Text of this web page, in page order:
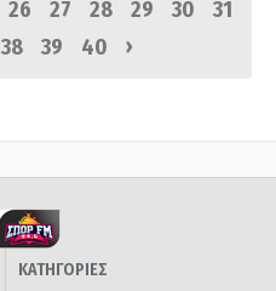
26 27 28 29 30
31
38 39 40 ›
ΚΑΤΗΓΟΡΙΕΣ